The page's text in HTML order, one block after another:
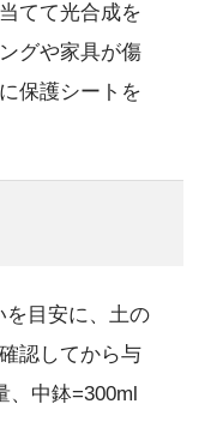
てて光合成を
グや家具が傷
保護シートを
を目安に、土の
認してから与
、中鉢=300ml